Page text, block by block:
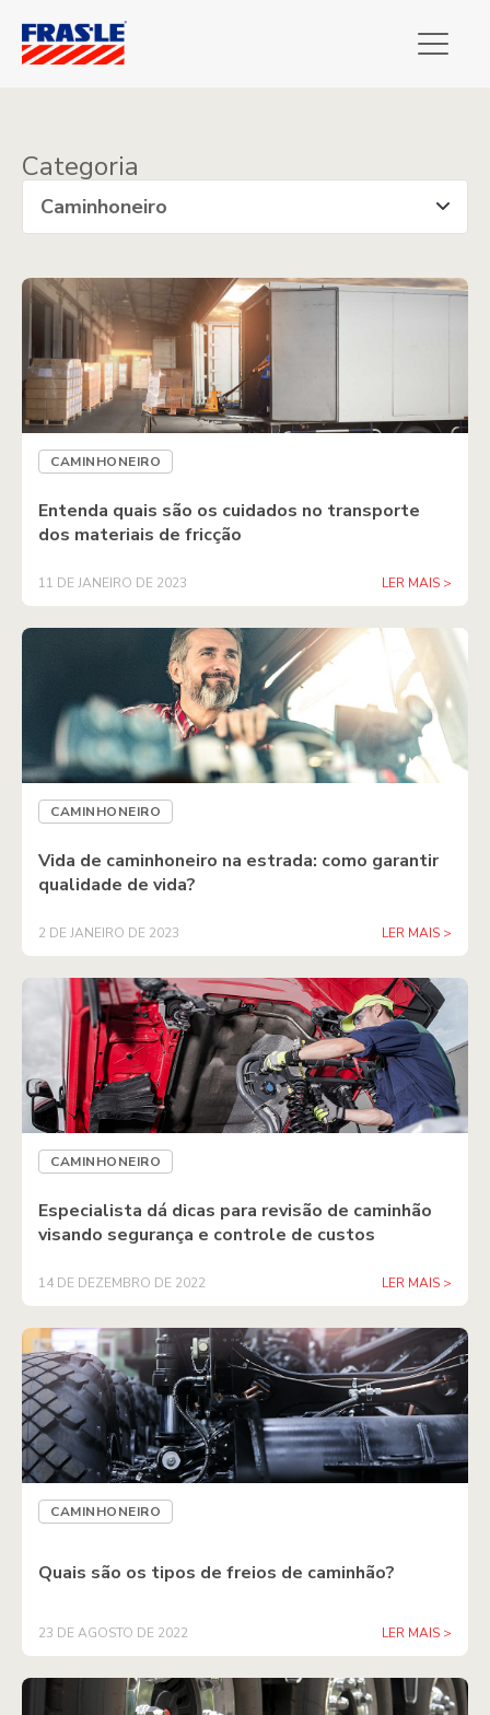
Categoria
CAMINHONEIRO
Entenda quais são os cuidados no transporte
dos materiais de fricção
11 DE JANEIRO DE 2023 LER MAIS >
CAMINHONEIRO
Vida de caminhoneiro na estrada: como garantir
qualidade de vida?
2 DE JANEIRO DE 2023 LER MAIS >
CAMINHONEIRO
Especialista dá dicas para revisão de caminhão
visando segurança e controle de custos
14 DE DEZEMBRO DE 2022 LER MAIS >
CAMINHONEIRO
Quais são os tipos de freios de caminhão?
23 DE AGOSTO DE 2022 LER MAIS >